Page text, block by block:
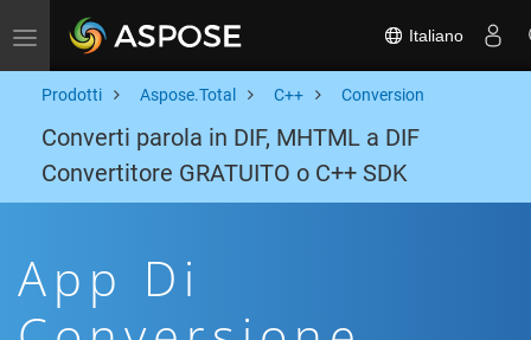
Toggle navigation Italiano
Prodotti Aspose.Total C++ Conversion
Converti parola in DIF, MHTML a DIF
Convertitore GRATUITO o C++ SDK
App Di